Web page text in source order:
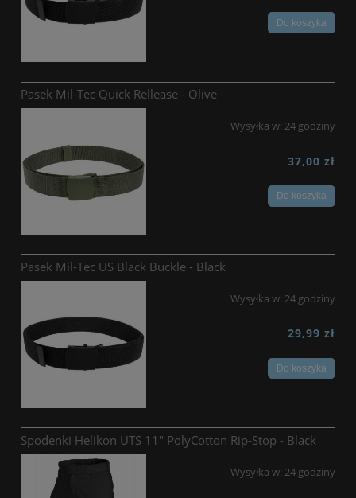
Do koszyka
Pasek Mil-Tec Quick Rellease - Olive
Wysyłka w: 24 godziny
37,00 zł
Do koszyka
Pasek Mil-Tec US Black Buckle - Black
Wysyłka w: 24 godziny
29,99 zł
Do koszyka
Spodenki Helikon UTS 11" PolyCotton Rip-Stop - Black
Wysyłka w: 24 godziny